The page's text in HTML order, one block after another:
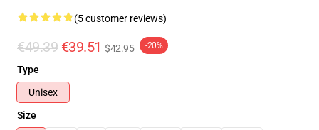
(5 customer reviews)
€49.39 €39.51 $42.95 -20%
Type
Unisex
Size